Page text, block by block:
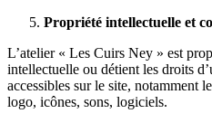
Propriété intellectuelle et
L’atelier « Les Cuirs Ney » est
intellectuelle ou détient les droits
accessibles sur le site, notamment
logo, icônes, sons, logiciels.